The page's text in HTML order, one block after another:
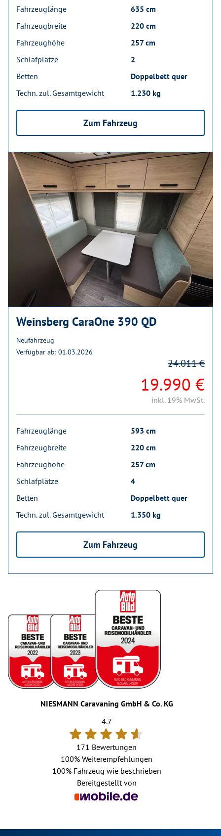
Fahrzeuglänge
635 cm
Fahrzeugbreite
220 cm
Fahrzeughöhe
257 cm
Schlafplätze
2
Betten
Doppelbett quer
Techn. zul. Gesamtgewicht
1.230 kg
Zum Fahrzeug
Weinsberg CaraOne 390 QD
Neufahrzeug
Verfügbar ab: 01.03.2026
19.990 €
24.011 €
inkl. 19% MwSt.
Fahrzeuglänge
593 cm
Fahrzeugbreite
220 cm
Fahrzeughöhe
257 cm
Schlafplätze
4
Betten
Doppelbett quer
Techn. zul. Gesamtgewicht
1.350 kg
Zum Fahrzeug
NIESMANN Caravaning GmbH & Co. KG
4.7
171 Bewertungen
100% Weiterempfehlungen
100%Fahrzeug wie beschrieben
Bereitgestellt von